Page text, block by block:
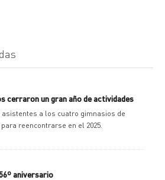
cerraron un gran año de actividades
a los cuatro gimnasios de
reencontrarse en el 2025.
aniversario